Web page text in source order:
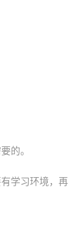
的。
学习环境，再